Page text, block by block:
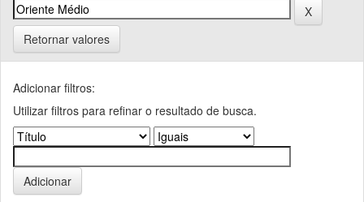
Retornar valores
Adicionar filtros:
Utilizar filtros para refinar o resultado de busca.